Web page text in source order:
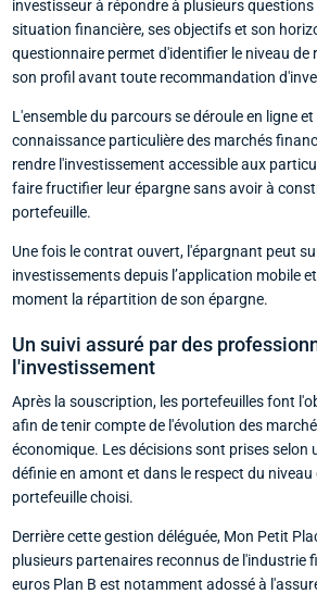
investisseur à répondre à plusieurs
situation financière, ses objectifs et son
questionnaire permet d'identifier le niveau de
son profil avant toute recommandation
L'ensemble du parcours se déroule en ligne
connaissance particulière des marchés
rendre l'investissement accessible aux
faire fructifier leur épargne sans avoir à
portefeuille.
Une fois le contrat ouvert, l'épargnant peut
investissements depuis l’application mobile
moment la répartition de son épargne.
Un suivi assuré par des
l'investissement
Après la souscription, les portefeuilles font
afin de tenir compte de l'évolution des
économique. Les décisions sont prises selon
définie en amont et dans le respect du niveau
portefeuille choisi.
Derrière cette gestion déléguée, Mon Petit
plusieurs partenaires reconnus de l'industrie
euros Plan B est notamment adossé à